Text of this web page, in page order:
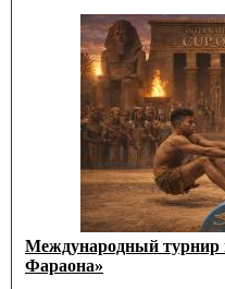
Международный турнир
Фараона»